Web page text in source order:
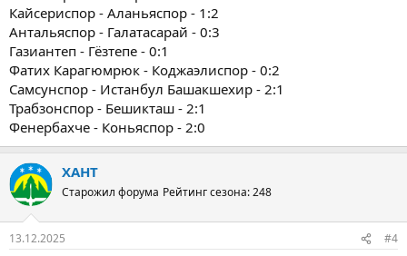
Кайсериспор - Аланьяспор - 1:2
Антальяспор - Галатасарай - 0:3
Газиантеп - Гёзтепе - 0:1
Фатих Карагюмрюк - Коджаэлиспор - 0:2
Самсунспор - Истанбул Башакшехир - 2:1
Трабзонспор - Бешикташ - 2:1
Фенербахче - Коньяспор - 2:0
ХАНТ
Старожил форума Рейтинг сезона: 248
13.12.2025 #4